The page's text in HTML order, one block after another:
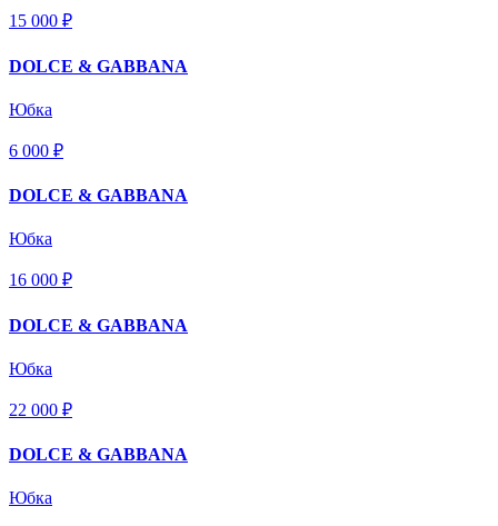
15 000 ₽
DOLCE & GABBANA
Юбка
6 000 ₽
DOLCE & GABBANA
Юбка
16 000 ₽
DOLCE & GABBANA
Юбка
22 000 ₽
DOLCE & GABBANA
Юбка